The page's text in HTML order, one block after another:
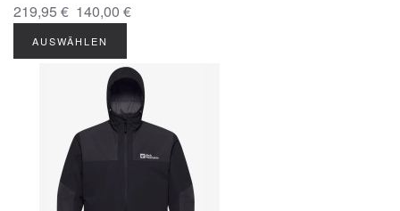
219,95 € 140,00 €
AUSWÄHLEN